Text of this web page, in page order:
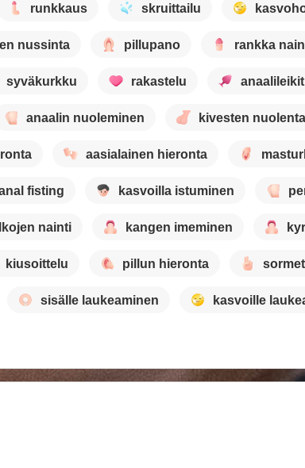
runkkaus skruittailu
nussinta pillupano rankka
syväkurkku rakastelu anaalileikit
anaalin nuoleminen kivesten nuolenta
aasialainen hieronta
fisting kasvoilla istuminen
nainti kangen imeminen
kiusoittelu pillun hieronta
sisälle laukeaminen kasvoille